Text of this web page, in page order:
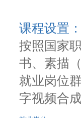
课程设置：
按照国家
书、素描
就业岗位
字视频合